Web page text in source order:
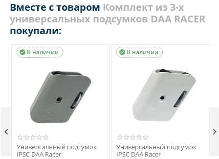
Вместе с товаром Комплект из 3-х
универсальных подсумков DAA RACER
покупали:
В наличии

Универсальный подсумок
IPSC DAA Racer
В наличии

Универсальный подсумок
IPSC DAA Racer
